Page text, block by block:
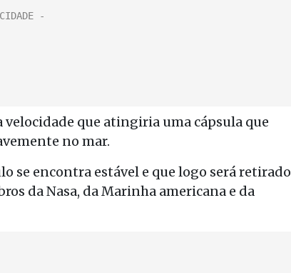
velocidade que atingiria uma cápsula que
no mar.
se encontra estável e que logo será retirado
da Nasa, da Marinha americana e da